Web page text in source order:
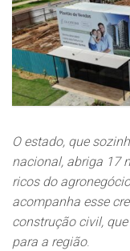
O estado, que
nacional, abriga 17
ricos do
acompanha esse
construção civil,
para a região.